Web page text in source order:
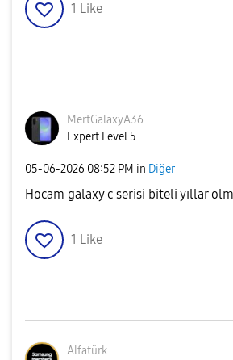
1 Like
MertGalaxyA36
Expert Level 5
‎05-06-2026 08:52 PM in Diğer
Hocam galaxy c serisi biteli yıllar
1 Like
Alfatürk